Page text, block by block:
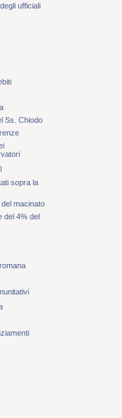
ufficiali
Ss. Chiodo
sopra la
macinato
del 4% del